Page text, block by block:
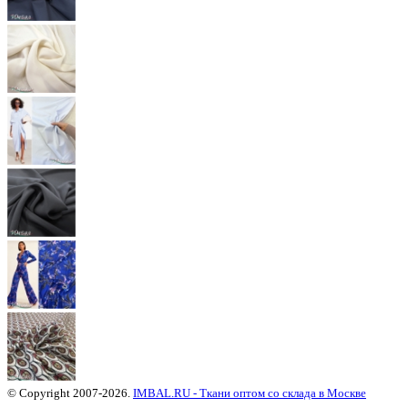
© Copyright 2007-2026. IMBAL.RU - Ткани оптом со склада в Москве